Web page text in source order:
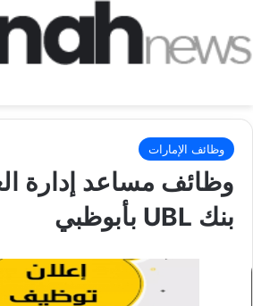
وظائف الإمارات
وظائف مساعد إدارة
بنك UBL بأبوظبي